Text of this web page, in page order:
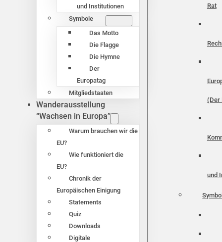
und Institutionen
Symbole
Das Motto
Die Flagge
Die Hymne
Der
Europatag
Mitgliedstaaten
Wanderausstellung
“Wachsen in Europa”
Warum brauchen wir die
EU?
Wie funktioniert die
EU?
Chronik der
Europäischen Einigung
Statements
Quiz
Downloads
Digitale
Rat
(Der
und